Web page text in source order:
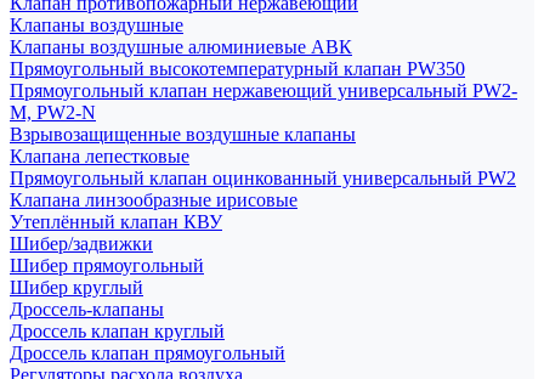
Клапаны воздушные
Клапаны воздушные алюминиевые АВК
Прямоугольный высокотемпературный клапан PW350
Прямоугольный клапан нержавеющий универсальный PW2-
M, PW2-N
Взрывозащищенные воздушные клапаны
Клапана лепестковые
Прямоугольный клапан оцинкованный универсальный PW2
Клапана линзообразные ирисовые
Утеплённый клапан КВУ
Шибер/задвижки
Шибер прямоугольный
Шибер круглый
Дроссель-клапаны
Дроссель клапан круглый
Дроссель клапан прямоугольный
Регуляторы расхода воздуха